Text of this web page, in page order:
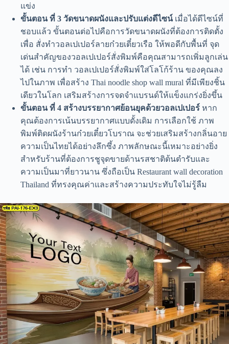
แข่ง
ขั้นตอน ที่ 3 วัดขนาดผนังและปรับแต่งดีไซน์เมื่อได้ดีไซน์ที่
ชอบแล้ว ขั้นตอนต่อไปคือการวัดขนาดผนังที่ต้องการติดตั้ง
เพื่อ สั่งทำวอลเปเปอร์ลายก๋วยเตี๋ยวเรือ ให้พอดีกับพื้นที่ จุด
เด่นสำคัญของวอลเปเปอร์สั่งพิมพ์คือคุณสามารถเพิ่มลูกเล่น
ได้ เช่น การทำ วอลเปเปอร์สั่งพิมพ์ใส่โลโก้ร้าน ของคุณลง
ไปในภาพ เพื่อสร้าง Thai noodle shop wall mural ที่มีเพียงชิ้น
เดียวในโลก เสริมสร้างการจดจำแบรนด์ให้แข็งแกร่งยิ่งขึ้น
ขั้นตอน ที่ 4 สร้างบรรยากาศย้อนยุคด้วยวอลเปเปอร์ หาก
คุณต้องการเน้นบรรยากาศแบบดั้งเดิม การเลือกใช้ ภาพ
พิมพ์ติดผนังร้านก๋วยเตี๋ยวโบราณ จะช่วยเสริมสร้างกลิ่นอาย
ความเป็นไทยได้อย่างลึกซึ้ง ภาพลักษณะนี้เหมาะอย่างยิ่ง
สำหรับร้านที่ต้องการชูจุดขายด้านรสชาติต้นตำรับและ
ความเป็นมาที่ยาวนาน ซึ่งถือเป็น Restaurant wall decoration
Thailand ที่ทรงคุณค่าและสร้างความประทับใจไม่รู้ลืม